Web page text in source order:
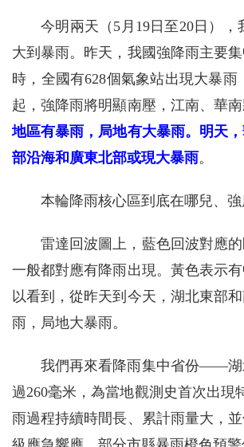
今明兩天（5月19日至20日）
大到暴雨。昨天，我國強降雨主要
時，全國有628個氣象站出現大暴
起，強降雨將明顯南壓，江南、華
地區有暴雨，局地有大暴雨。明天
部沿海和廣東北部或現大暴雨。
本輪降雨核心區到底在哪兒、
雷達回波圖上，藍色回波對應
一般都對應有降雨出現。黃色表示
以看到，從昨天到今天，湖北東部
雨，局地大暴雨。
我們再來看降雨集中省份——湖
過260毫米，為當地觀測史首次出現
雨過程持續時間長、累計雨量大，